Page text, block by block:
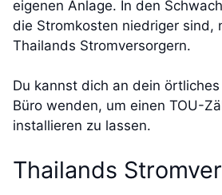
eigenen Anlage. In den
die Stromkosten niedriger sind,
Thailands Stromversorgern.
Du kannst dich an dein
Büro wenden, um einen TOU-
installieren zu lassen.
Thailands